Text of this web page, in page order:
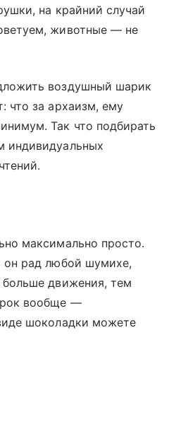
на крайний случай
животные — не
воздушный шарик
что за архаизм, ему
Так что подбирать
индивидуальных
максимально просто.
он рад любой шумихе,
движения, тем
вообще —
шоколадки можете